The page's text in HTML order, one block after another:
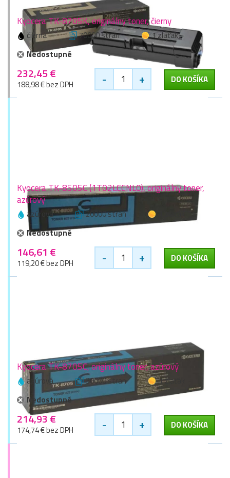
Kyocera TK-8705K, originálny toner, čierny
čierna 70000 stran
1 zlaťák
Nedostupné
232,45 €
188,98 € bez DPH - + DO KOŠÍKA
Kyocera TK-8505C (1T02LCCNL0), originálny toner,
azúrový
azúrová 20000 stran
Nedostupné
146,61 €
119,20 € bez DPH - + DO KOŠÍKA
Kyocera TK-8705C, originálny toner, azúrový
azúrová 30000 stran
1 zlaťák
Nedostupné
214,93 €
174,74 € bez DPH - + DO KOŠÍKA